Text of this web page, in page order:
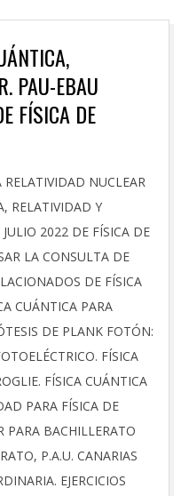
PAU-EBAU
FÍSICA DE
RELATIVIDAD NUCLEAR
RELATIVIDAD Y
JULIO 2022 DE FÍSICA DE
LA CONSULTA DE
DE FÍSICA
CUÁNTICA PARA
DE PLANK FOTÓN:
FÍSICA
FÍSICA CUÁNTICA
PARA FÍSICA DE
PARA BACHILLERATO
P.A.U. CANARIAS
EJERCICIOS